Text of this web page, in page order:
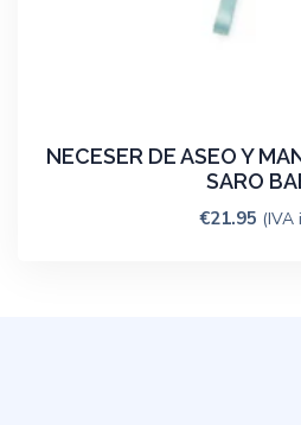
NECESER DE ASEO Y
SARO
€21.95 (IVA